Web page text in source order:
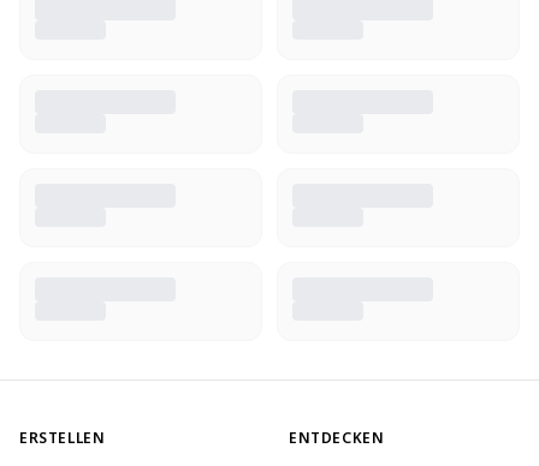
ERSTELLEN ENTDECKEN